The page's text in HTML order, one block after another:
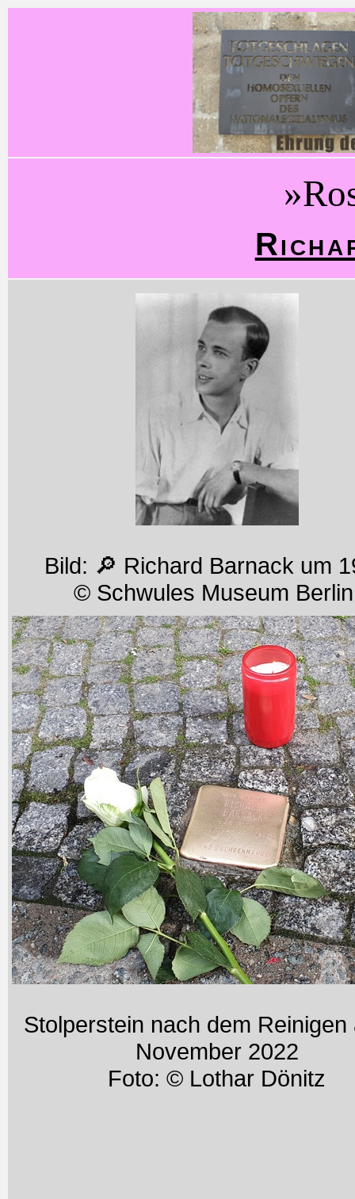
Bild: 🔎 Richard Barnack um
© Schwules Museum
Stolperstein nach dem Reinigen
November 2022
Foto: © Lothar Dönitz